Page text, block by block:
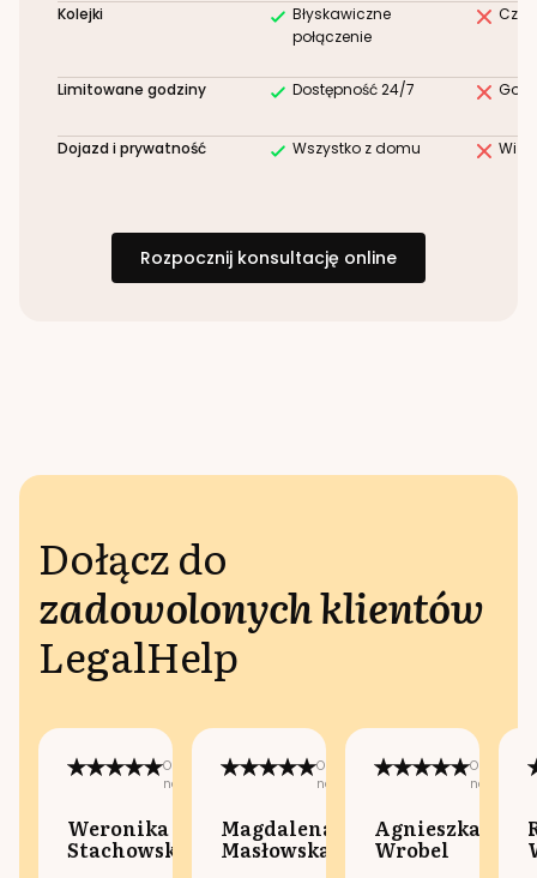
Kolejki
Błyskawiczne
połączenie
Limitowane godziny Dostępność 24/7
Dojazd i prywatność Wszystko z domu
Rozpocznij konsultację online
Dołącz do
zadowolonych klientów
LegalHelp
Opublikowano
na:
Weronika
Stachowska
Opublikowano
na:
Magdalena
Masłowska
na:
Agnieszka
Wrobel